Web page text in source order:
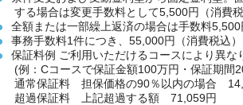
する場合は変更手数料として5,500円（消費
全額または一部繰上返済の場合は手数料
事務手数料1件につき、55,000円（消費税込
保証料例 ご利用いただけるコースにより異な
(例：Cコースで保証金額100万円・保証期間
通常保証料 担保価格の90％以内の場合
超過保証料 上記超過する額 71,059円